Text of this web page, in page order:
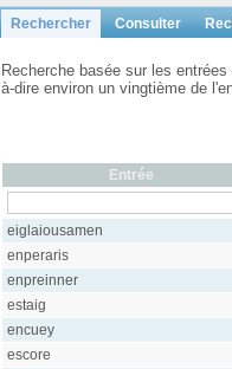
Rechercher Consulter
Recherche basée sur les entrées
à-dire environ un vingtième de
Entrée
eiglaiousamen
enperaris
enpreinner
estaig
encuey
escore